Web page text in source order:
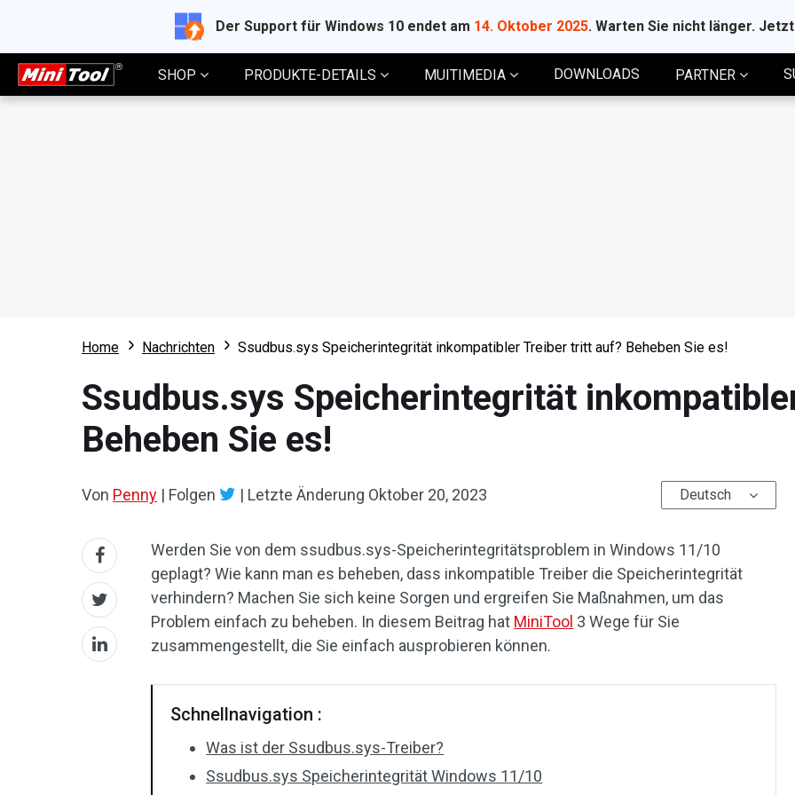
Der Support für Windows 10 endet am 14. Oktober 2025. Warten Sie nicht länger.
SHOP PRODUKTE-DETAILS MUITIMEDIA DOWNLOADS PARTNER
Home Nachrichten Ssudbus.sys Speicherintegrität inkompatibler Treiber tritt auf? Beheben Sie es!
Ssudbus.sys Speicherintegrität
Beheben Sie es!
Von Penny | Folgen | Letzte Änderung Oktober 20, 2023 Deutsch
Werden Sie von dem ssudbus.sys-Speicherintegritätsproblem in Windows 11/10
geplagt? Wie kann man es beheben, dass inkompatible Treiber die Speicherintegrität
verhindern? Machen Sie sich keine Sorgen und ergreifen Sie Maßnahmen, um das
Problem einfach zu beheben. In diesem Beitrag hat MiniTool 3 Wege für Sie
zusammengestellt, die Sie einfach ausprobieren können.
Schnellnavigation :
Was ist der Ssudbus.sys-Treiber?
Ssudbus.sys Speicherintegrität Windows 11/10